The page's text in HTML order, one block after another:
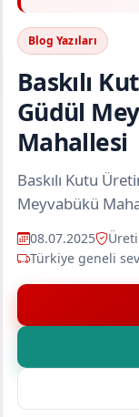
Blog Yazıları
Baskılı
Güdül
Mahallesi
Baskılı Kutu
Meyvabükü
08.07.2025
Türkiye geneli